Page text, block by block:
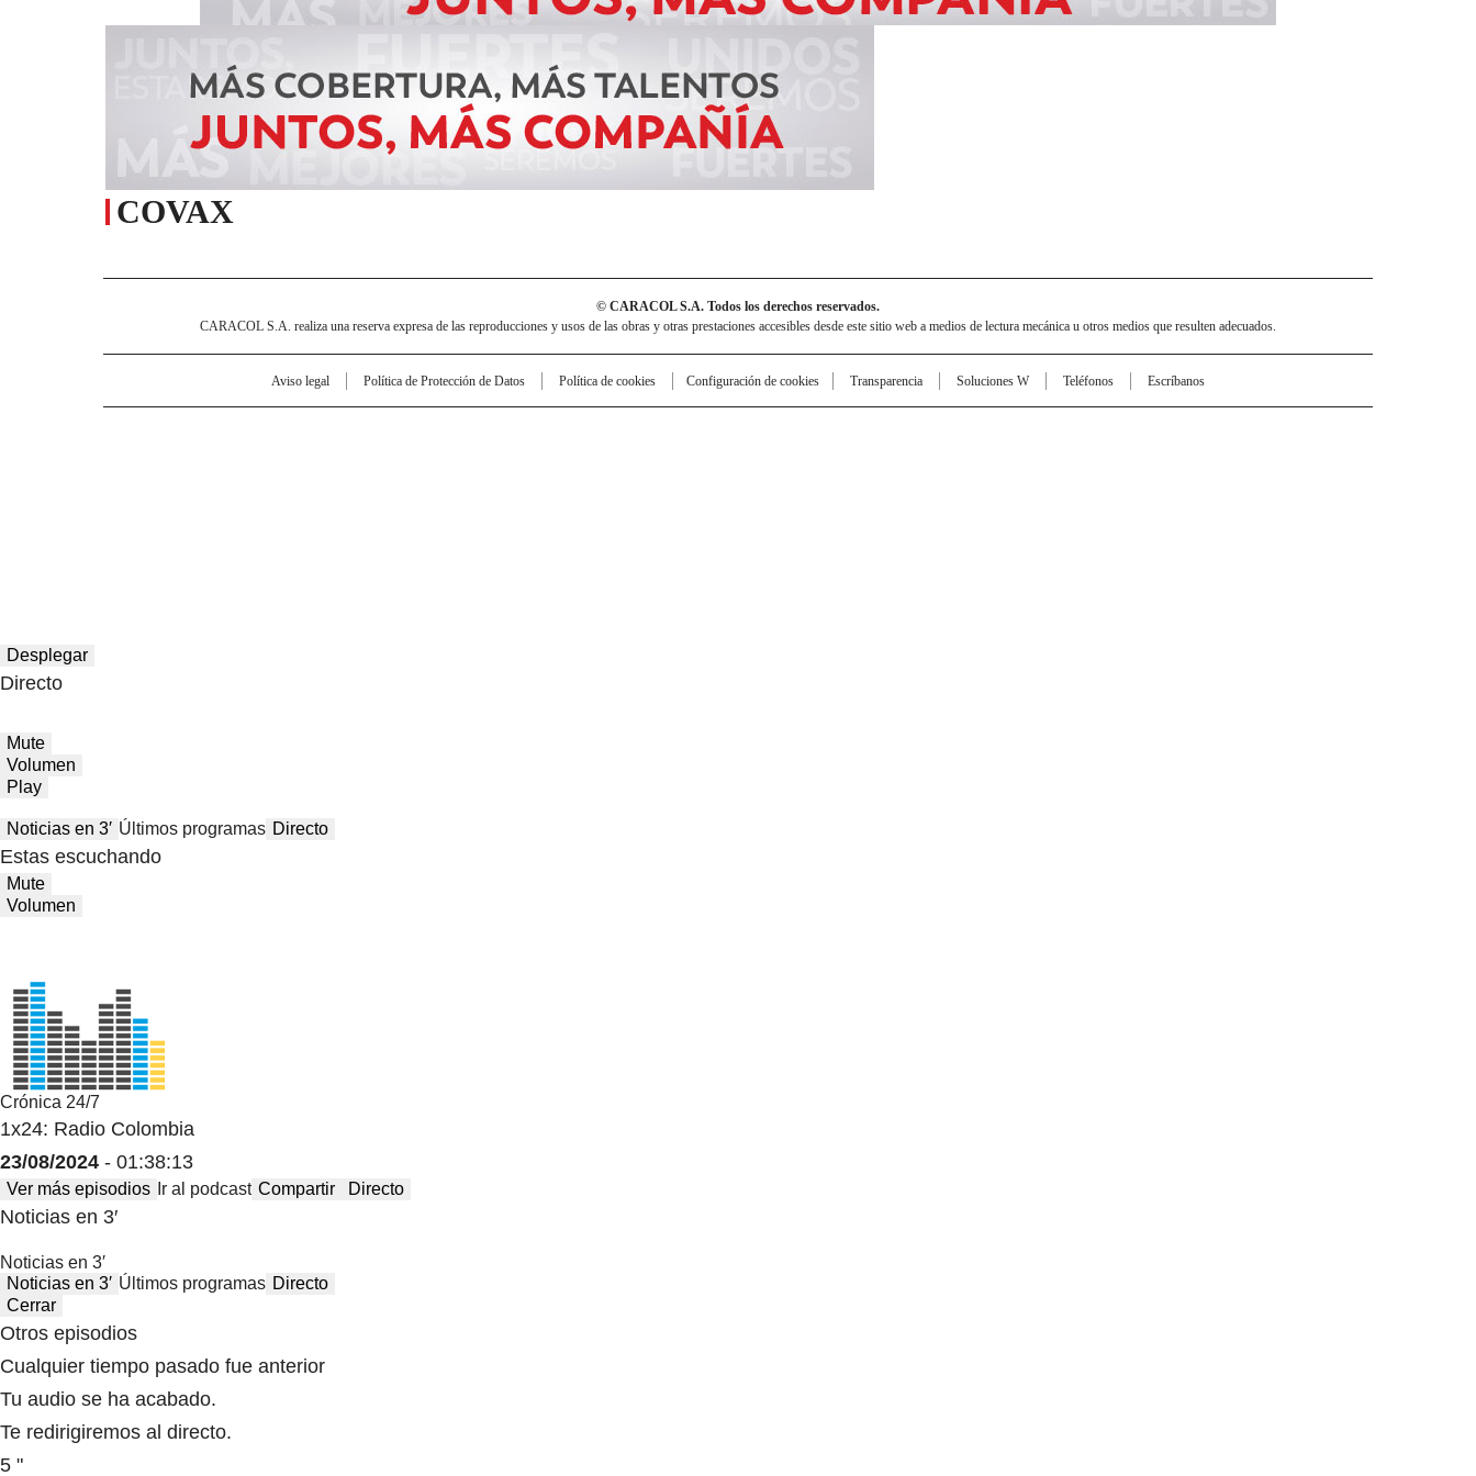
COVAX
© CARACOL S.A. Todos los derechos reservados.
CARACOL S.A. realiza una reserva expresa de las reproducciones y usos de las obras y otras prestaciones accesibles desde este sitio web a medios de lectura mecánica u otros medios que resulten adecuados.
Aviso legal Política de Protección de Datos Política de cookies Configuración de cookies Transparencia Soluciones W Teléfonos Escríbanos
Desplegar
Directo
Mute
Volumen
Play
Noticias en 3′ Últimos programas Directo
Estas escuchando
Mute
Volumen
Crónica 24/7
1x24: Radio Colombia
23/08/2024 - 01:38:13
Ver más episodios Ir al podcast Compartir Directo
Noticias en 3′
Noticias en 3′
Noticias en 3′ Últimos programas Directo
Cerrar
Otros episodios
Cualquier tiempo pasado fue anterior
Tu audio se ha acabado.
Te redirigiremos al directo.
5 "